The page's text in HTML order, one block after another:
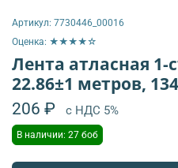
Артикул: 7730446_00016
Оценка: ★★★★☆
Лента атласная
22.86±1 метров,
206 ₽ с НДС 5%
В наличии: 27 боб